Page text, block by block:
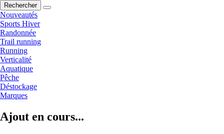
Rechercher
Nouveautés
Sports Hiver
Randonnée
Trail running
Running
Verticalité
Aquatique
Pêche
Déstockage
Marques
Ajout en cours...